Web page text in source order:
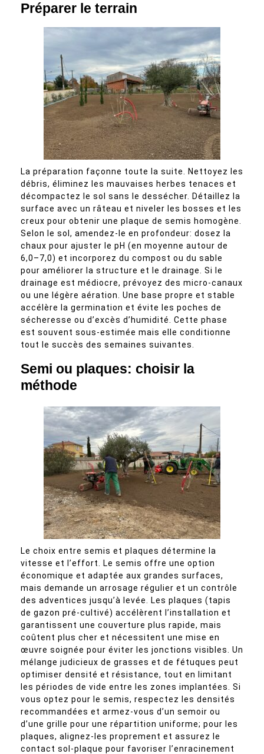
Préparer le terrain
La préparation façonne toute la suite. Nettoyez les
débris, éliminez les mauvaises herbes tenaces et
décompactez le sol sans le dessécher. Détaillez la
surface avec un râteau et niveler les bosses et les
creux pour obtenir une plaque de semis homogène.
Selon le sol, amendez-le en profondeur: dosez la
chaux pour ajuster le pH (en moyenne autour de
6,0–7,0) et incorporez du compost ou du sable
pour améliorer la structure et le drainage. Si le
drainage est médiocre, prévoyez des micro-canaux
ou une légère aération. Une base propre et stable
accélère la germination et évite les poches de
sécheresse ou d’excès d’humidité. Cette phase
est souvent sous-estimée mais elle conditionne
tout le succès des semaines suivantes.
Semi ou plaques: choisir la
méthode
Le choix entre semis et plaques détermine la
vitesse et l’effort. Le semis offre une option
économique et adaptée aux grandes surfaces,
mais demande un arrosage régulier et un contrôle
des adventices jusqu’à levée. Les plaques (tapis
de gazon pré-cultivé) accélèrent l’installation et
garantissent une couverture plus rapide, mais
coûtent plus cher et nécessitent une mise en
œuvre soignée pour éviter les jonctions visibles. Un
mélange judicieux de grasses et de fétuques peut
optimiser densité et résistance, tout en limitant
les périodes de vide entre les zones implantées. Si
vous optez pour le semis, respectez les densités
recommandées et armez-vous d’un semoir ou
d’une grille pour une répartition uniforme; pour les
plaques, alignez-les proprement et assurez le
contact sol-plaque pour favoriser l’enracinement